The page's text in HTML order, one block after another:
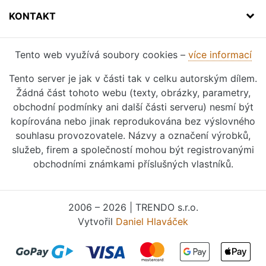
KONTAKT
Tento web využívá soubory cookies – více informací
Tento server je jak v části tak v celku autorským dílem.
Žádná část tohoto webu (texty, obrázky, parametry,
obchodní podmínky ani další části serveru) nesmí být
kopírována nebo jinak reprodukována bez výslovného
souhlasu provozovatele. Názvy a označení výrobků,
služeb, firem a společností mohou být registrovanými
obchodními známkami příslušných vlastníků.
2006 – 2026 | TRENDO s.r.o.
Vytvořil Daniel Hlaváček